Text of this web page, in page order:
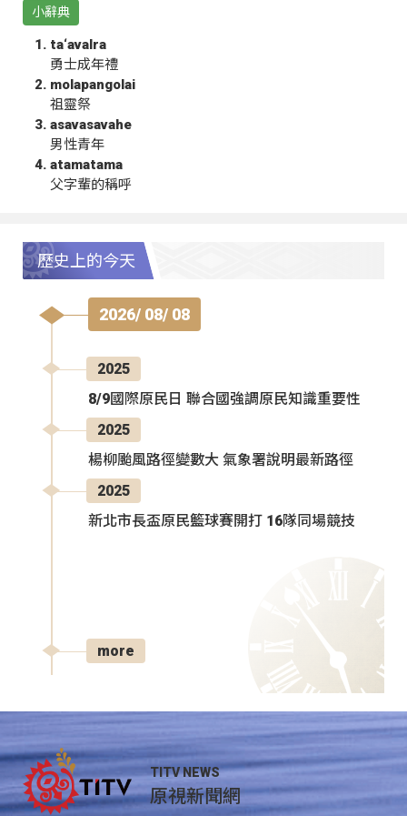
小辭典
ta‘avalra
勇士成年禮
molapangolai
祖靈祭
asavasavahe
男性青年
atamatama
父字輩的稱呼
歷史上的今天
2026/ 08/ 08
2025
8/9國際原民日 聯合國強調原民知識重要性
2025
楊柳颱風路徑變數大 氣象署說明最新路徑
2025
新北市長盃原民籃球賽開打 16隊同場競技
more
TITV NEWS
原視新聞網